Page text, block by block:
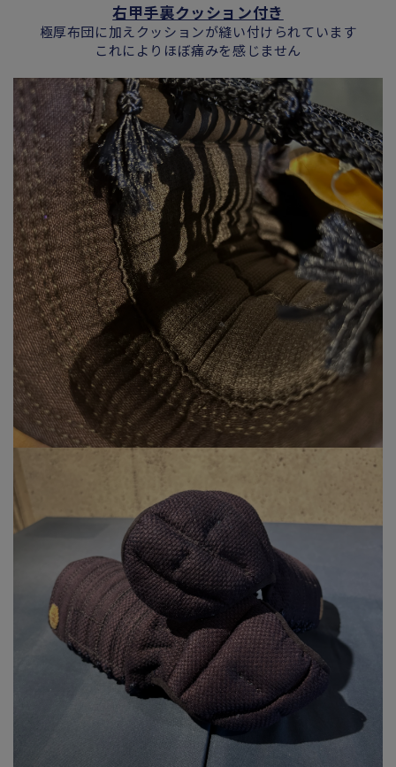
右甲手裏クッション付き
極厚布団に加えクッションが縫い付けられています
これによりほぼ痛みを感じません